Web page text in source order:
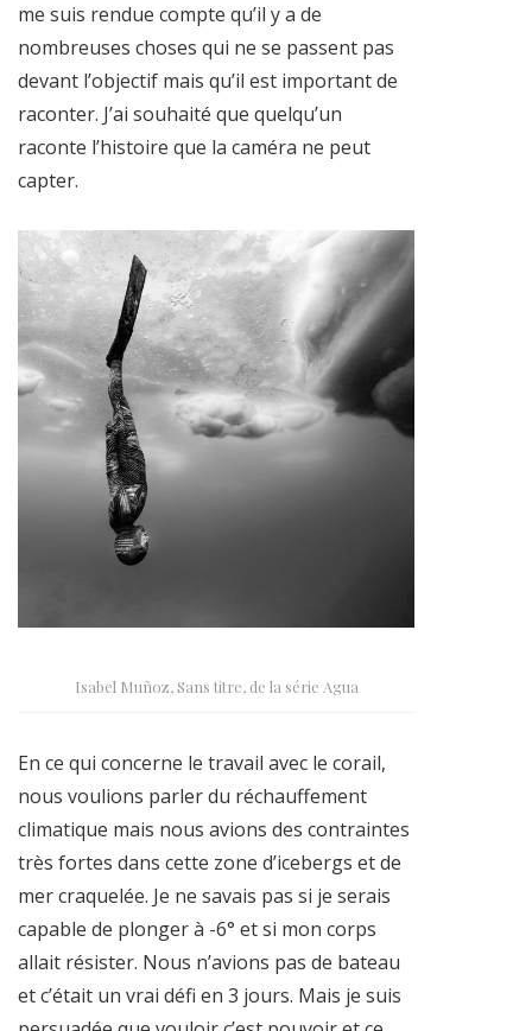
me suis rendue compte qu’il y a de
nombreuses choses qui ne se passent pas
devant l’objectif mais qu’il est important de
raconter. J’ai souhaité que quelqu’un
raconte l’histoire que la caméra ne peut
capter.
Isabel Muñoz, Sans titre, de la série Agua
En ce qui concerne le travail avec le corail,
nous voulions parler du réchauffement
climatique mais nous avions des contraintes
très fortes dans cette zone d’icebergs et de
mer craquelée. Je ne savais pas si je serais
capable de plonger à -6° et si mon corps
allait résister. Nous n’avions pas de bateau
et c’était un vrai défi en 3 jours. Mais je suis